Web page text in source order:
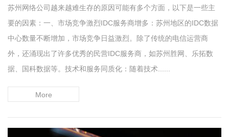
苏州网络公司越来越难生存的原因可能有多个方面，以下是一些主
要的因素：一、市场竞争激烈IDC服务商增多：苏州地区的IDC数据
中心数量不断增加，市场竞争日益激烈。除了传统的电信运营商
外，还涌现出了许多优秀的民营IDC服务商，如苏州胜网、乐拓数
据、国科数据等。技术和服务同质化：随着技术......
More